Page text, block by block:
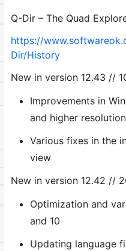
Q-Dir – The Quad
https://
Dir/History
New in version 12.43 //
Improvements in
and higher
Various fixes in the
view
New in version 12.42 //
Optimization and
and 10
Updating language